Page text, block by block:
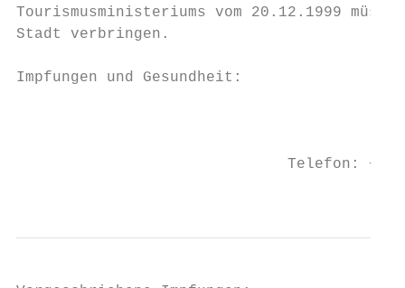
Tourismusministeriums vom 20.12.1999
Stadt verbringen.
Impfungen und Gesundheit:
Telefon: